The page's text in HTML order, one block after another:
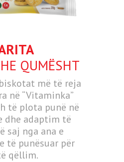
QUMËSHT
më të reja
në “Vitaminka”
të plota punë në
dhe adaptim të
saj nga ana e
të punësuar për
qëllim.